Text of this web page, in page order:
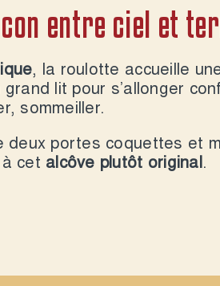
entre ciel et
, la roulotte accueille
grand lit pour s’allonger
sommeiller.
deux portes coquettes et
cet alcôve plutôt original.